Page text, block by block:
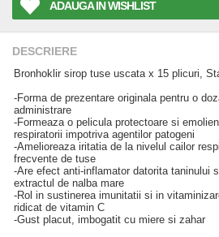
ADAUGA IN WISHLIST
DESCRIERE
Bronhoklir sirop tuse uscata x 15 plicuri,
-Forma de prezentare originala pentru o
administrare
-Formeaza o pelicula protectoare si
respiratorii impotriva agentilor patogeni
-Amelioreaza iritatia de la nivelul cailor
frecvente de tuse
-Are efect anti-inflamator datorita taninului
extractul de nalba mare
-Rol in sustinerea imunitatii si in
ridicat de vitamin C
-Gust placut, imbogatit cu miere si zahar